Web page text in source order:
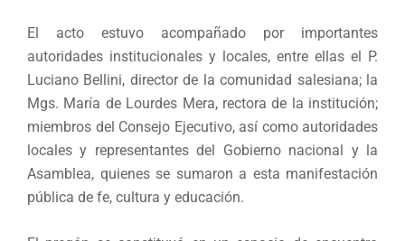
El acto estuvo acompañado por importantes
autoridades institucionales y locales, entre ellas el P.
Luciano Bellini, director de la comunidad salesiana; la
Mgs. María de Lourdes Mera, rectora de la institución;
miembros del Consejo Ejecutivo, así como autoridades
locales y representantes del Gobierno nacional y la
Asamblea, quienes se sumaron a esta manifestación
pública de fe, cultura y educación.